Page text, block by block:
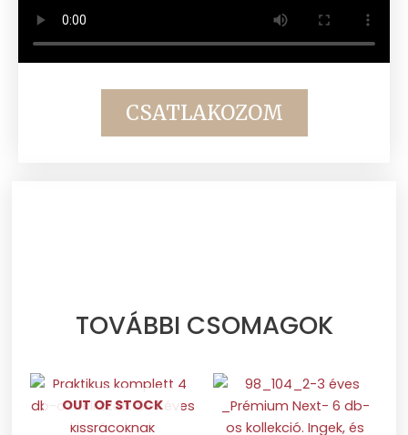
CSATLAKOZOM
TOVÁBBI CSOMAGOK
OUT OF STOCK